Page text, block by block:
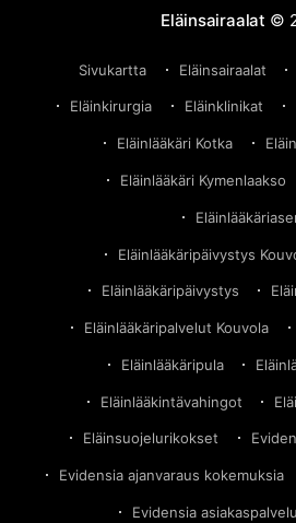
Eläinsairaalat ©
Sivukartta Eläinsairaalat
Eläinkirurgia Eläinklinikat
Eläinlääkäri Kotka
Eläinlääkäri Kymenlaakso
Eläinlääkäripäivystys
Eläinlääkäripäivystys
Eläinlääkäripalvelut Kouvola
Eläinlääkäripula
Eläinlääkintävahingot
Eläinsuojelurikokset
Evidensia ajanvaraus kokemuksia
Evidensia